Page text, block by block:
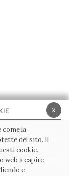
COOKIE POLICY
WHISTLEBLOWING
x
la
del sito. Il
cookie.
web a capire
e